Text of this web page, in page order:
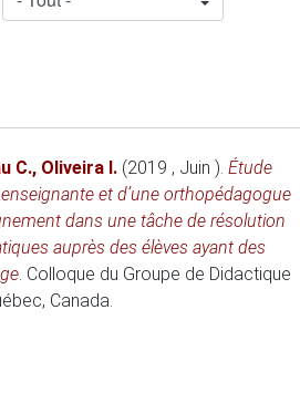
C., Oliveira I. (2019 , Juin ). Étude
et d’une orthopédagogue
dans une tâche de résolution
auprès des élèves ayant des
. Colloque du Groupe de Didactique
Canada.